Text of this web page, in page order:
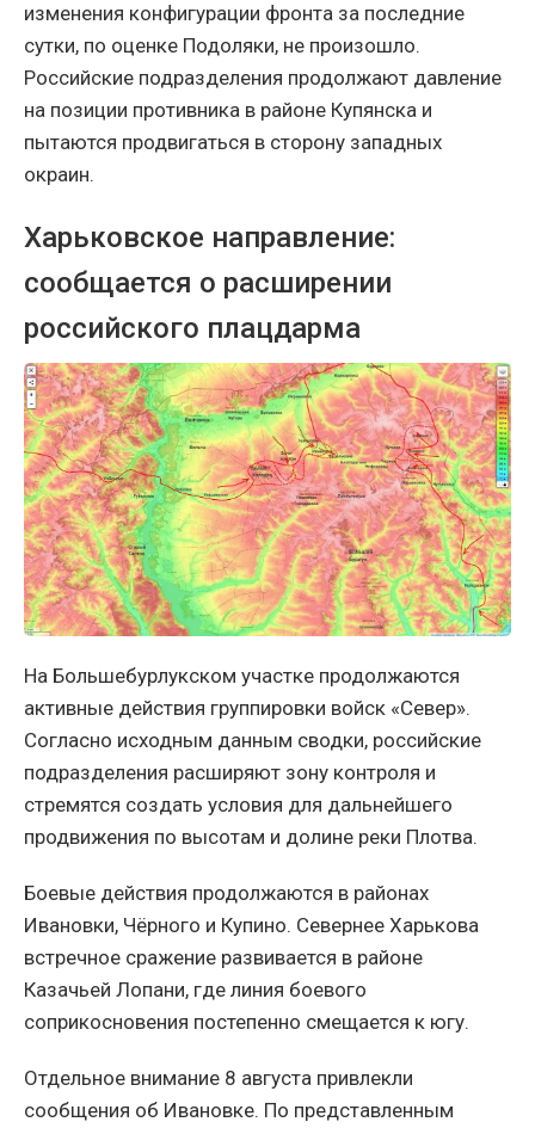
изменения конфигурации фронта за последние
сутки, по оценке Подоляки, не произошло.
Российские подразделения продолжают давление
на позиции противника в районе Купянска и
пытаются продвигаться в сторону западных
окраин.
Харьковское направление:
сообщается о расширении
российского плацдарма
На Большебурлукском участке продолжаются
активные действия группировки войск «Север».
Согласно исходным данным сводки, российские
подразделения расширяют зону контроля и
стремятся создать условия для дальнейшего
продвижения по высотам и долине реки Плотва.
Боевые действия продолжаются в районах
Ивановки, Чёрного и Купино. Севернее Харькова
встречное сражение развивается в районе
Казачьей Лопани, где линия боевого
соприкосновения постепенно смещается к югу.
Отдельное внимание 8 августа привлекли
сообщения об Ивановке. По представленным